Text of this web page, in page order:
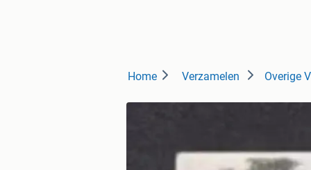
Home Verzamelen Overige